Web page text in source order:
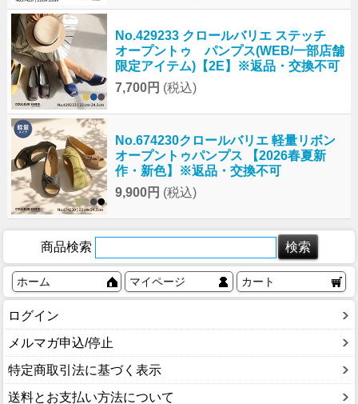
No.429233 クロールバリエ ステッチ
オープントゥ パンプス(WEB/一部店舗
限定アイテム)【2E】※返品・交換不可
7,700円 (税込)
No.674230クロールバリエ 軽量リボン
オープントゥパンプス 【2026春夏新
作・新色】※返品・交換不可
9,900円 (税込)
商品検索
ホーム マイページ カート
ログイン
メルマガ申込/停止
特定商取引法に基づく表示
送料とお支払い方法について